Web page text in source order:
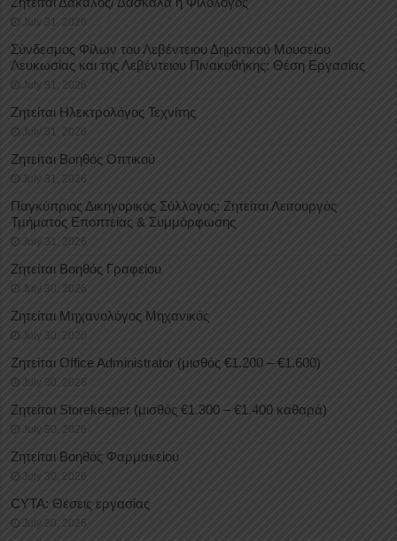
July 31, 2026
Σύνδεσμος Φίλων του Λεβέντειου Δημοτικού Μουσείου
Λευκωσίας και της Λεβέντειου Πινακοθήκης: Θέση Εργασίας
July 31, 2026
Ζητείται Ηλεκτρολόγος Τεχνίτης
July 31, 2026
Ζητείται Βοηθός Οπτικού
July 31, 2026
Παγκύπριος Δικηγορικός Σύλλογος: Ζητείται Λειτουργός
Τμήματος Εποπτείας & Συμμόρφωσης
July 31, 2026
Ζητείται Βοηθός Γραφείου
July 30, 2026
Ζητείται Μηχανολόγος Μηχανικός
July 30, 2026
Ζητείται Office Administrator (μισθός €1.200 – €1.600)
July 30, 2026
Ζητείται Storekeeper (μισθός €1.300 – €1.400 καθαρά)
July 30, 2026
Ζητείται Βοηθός Φαρμακείου
July 30, 2026
CYTA: Θέσεις εργασίας
July 30, 2026